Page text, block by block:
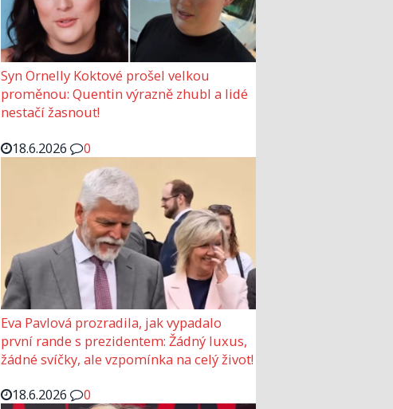
Syn Ornelly Koktové prošel velkou
proměnou: Quentin výrazně zhubl a lidé
nestačí žasnout!
18.6.2026
0
Eva Pavlová prozradila, jak vypadalo
první rande s prezidentem: Žádný luxus,
žádné svíčky, ale vzpomínka na celý život!
18.6.2026
0